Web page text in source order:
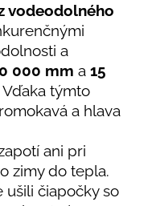
vodeodolného
a
000 mm a 15
Vďaka týmto
a hlava
ani pri
zimy do tepla.
ušili čiapočky so